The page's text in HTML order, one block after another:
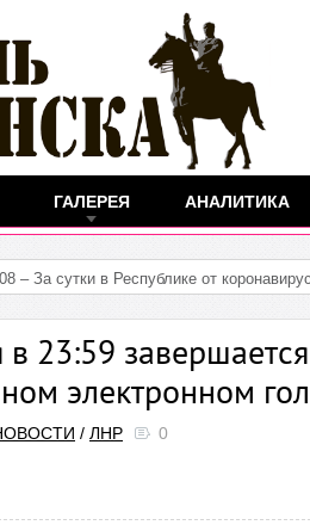
ГАЛЕРЕЯ АНАЛИТИКА
в 23:59
электронном
/ ЛНР 0